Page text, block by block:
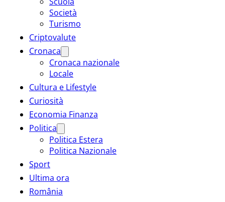
Società
Turismo
Criptovalute
Cronaca
Cronaca nazionale
Locale
Cultura e Lifestyle
Curiosità
Economia Finanza
Politica
Politica Estera
Politica Nazionale
Sport
Ultima ora
România